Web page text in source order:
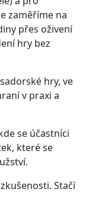
zaměříme na
přes oživení
hry bez
hry, ve
v praxi a
se účastníci
které se
Stačí